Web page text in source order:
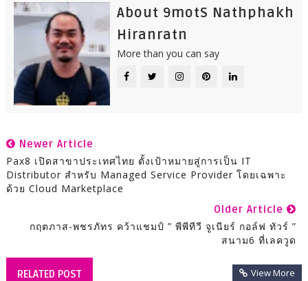
About 9motS Nathphakh
Hiranratn
More than you can say
Newer Article
Pax8 เปิดสาขาประเทศไทย ตั้งเป้าหมายสู่การเป็น IT
Distributor สำหรับ Managed Service Provider โดยเฉพาะ
ด้วย Cloud Marketplace
Older Article
กฤตภาส-พชรภัทร คว้าแชมป์ ” พีพีทีวี จูเนียร์ กอล์ฟ ทัวร์ ”
สนาม6 ที่เลควูด
RELATED POST View More